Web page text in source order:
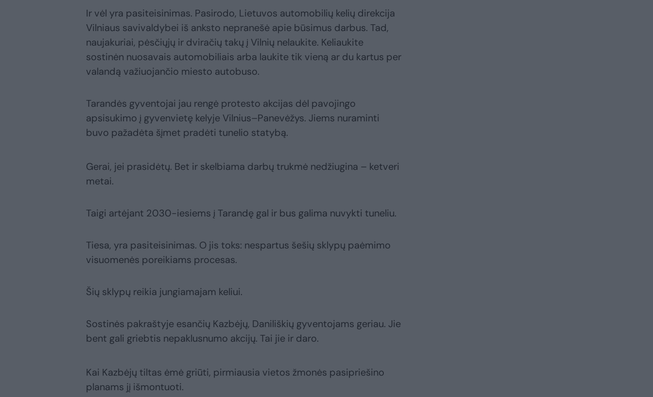
Ir vėl yra pasiteisinimas. Pasirodo, Lietuvos automobilių kelių direkcija
Vilniaus savivaldybei iš anksto nepranešė apie būsimus darbus. Tad,
naujakuriai, pėsčiųjų ir dviračių takų į Vilnių nelaukite. Keliaukite
sostinėn nuosavais automobiliais arba laukite tik vieną ar du kartus per
valandą važiuojančio miesto autobuso.
Tarandės gyventojai jau rengė protesto akcijas dėl pavojingo
apsisukimo į gyvenvietę kelyje Vilnius–Panevėžys. Jiems nuraminti
buvo pažadėta šįmet pradėti tunelio statybą.
Gerai, jei prasidėtų. Bet ir skelbiama darbų trukmė nedžiugina – ketveri
metai.
Taigi artėjant 2030-iesiems į Tarandę gal ir bus galima nuvykti tuneliu.
Tiesa, yra pasiteisinimas. O jis toks: nespartus šešių sklypų paėmimo
visuomenės poreikiams procesas.
Šių sklypų reikia jungiamajam keliui.
Sostinės pakraštyje esančių Kazbėjų, Daniliškių gyventojams geriau. Jie
bent gali griebtis nepaklusnumo akcijų. Tai jie ir daro.
Kai Kazbėjų tiltas ėmė griūti, pirmiausia vietos žmonės pasipriešino
planams jį išmontuoti.